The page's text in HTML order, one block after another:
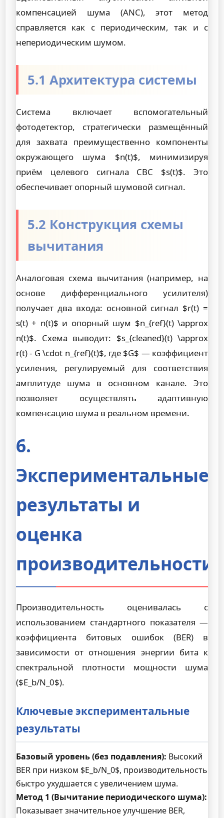
компенсацией шума (ANC), этот метод
справляется как с периодическим, так и с
непериодическим шумом.
5.1 Архитектура системы
Система включает вспомогательный
фотодетектор, стратегически размещённый
для захвата преимущественно компоненты
окружающего шума $n(t)$, минимизируя
приём целевого сигнала СВС $s(t)$. Это
обеспечивает опорный шумовой сигнал.
5.2 Конструкция схемы
вычитания
Аналоговая схема вычитания (например, на
основе дифференциального усилителя)
получает два входа: основной сигнал $r(t) =
s(t) + n(t)$ и опорный шум $n_{ref}(t) \approx
n(t)$. Схема выводит: $s_{cleaned}(t) \approx
r(t) - G \cdot n_{ref}(t)$, где $G$ — коэффициент
усиления, регулируемый для соответствия
амплитуде шума в основном канале. Это
позволяет осуществлять адаптивную
компенсацию шума в реальном времени.
6.
Экспериментальные
результаты и
оценка
производительности
Производительность оценивалась с
использованием стандартного показателя —
коэффициента битовых ошибок (BER) в
зависимости от отношения энергии бита к
спектральной плотности мощности шума
($E_b/N_0$).
Ключевые экспериментальные
результаты
Базовый уровень (без подавления): Высокий
BER при низком $E_b/N_0$, производительность
быстро ухудшается с увеличением шума.
Метод 1 (Вычитание периодического шума):
Показывает значительное улучшение BER,